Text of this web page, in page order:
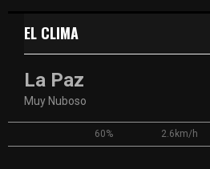
EL CLIMA
La Paz
Muy Nuboso
60% 2.6km/h